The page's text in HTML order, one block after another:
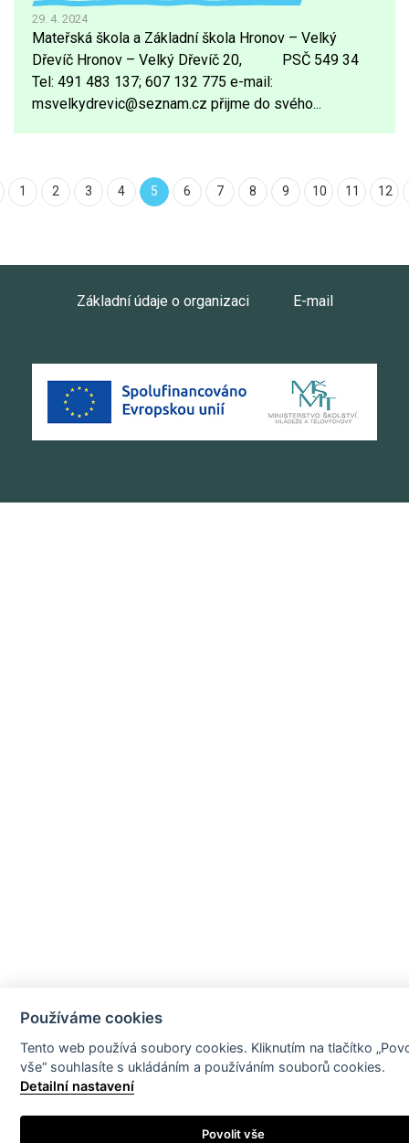
29. 4. 2024
Mateřská škola a Základní škola Hronov – Velký
Dřevíč Hronov – Velký Dřevíč 20, PSČ 549 34
Tel: 491 483 137; 607 132 775 e-mail:
msvelkydrevic@seznam.cz přijme do svého...
1 2 3 4 5 6 7 8 9 10 11 12
Základní údaje o organizaci E-mail
Používáme cookies
Tento web používá soubory cookies. Kliknutím na tlačítko
vše“ souhlasíte s ukládáním a používáním souborů cookies.
Detailní nastavení
Povolit vše